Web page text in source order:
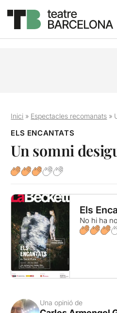
Inici » Espectacles recomanats »
ELS ENCANTATS
Un somni
Els
No hi ha
Una opinió de